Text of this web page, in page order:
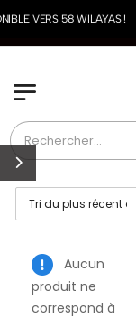
VERS 58 WILAYAS !
Aucun
produit ne
correspond à